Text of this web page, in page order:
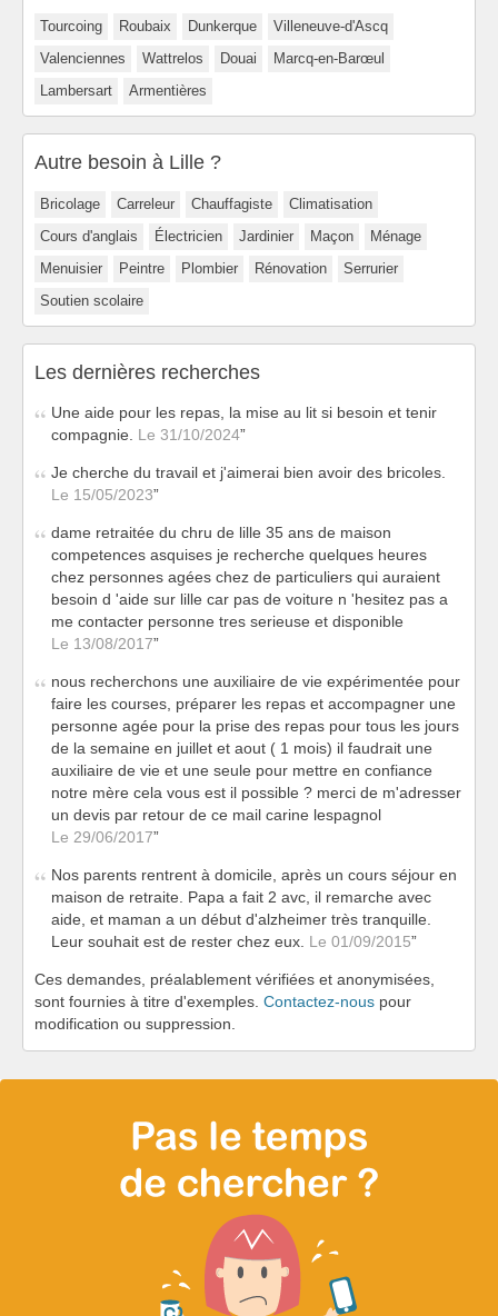
Tourcoing Roubaix Dunkerque
Villeneuve-d'Ascq
Valenciennes
Wattrelos Douai
Marcq-en-Barœul
Lambersart
Armentières
Autre besoin à Lille ?
Bricolage Carreleur Chauffagiste
Climatisation
Cours d'anglais
Électricien Jardinier Maçon
Ménage
Menuisier
Peintre Plombier Rénovation
Serrurier
Soutien scolaire
Les dernières recherches
Une aide pour les repas, la mise au lit si besoin et tenir
compagnie. Le 31/10/2024
Je cherche du travail et j'aimerai bien avoir des bricoles.
Le 15/05/2023
dame retraitée du chru de lille 35 ans de maison
competences asquises je recherche quelques heures
chez personnes agées chez de particuliers qui auraient
besoin d 'aide sur lille car pas de voiture n 'hesitez pas a
me contacter personne tres serieuse et disponible
Le 13/08/2017
nous recherchons une auxiliaire de vie expérimentée pour
faire les courses, préparer les repas et accompagner une
personne agée pour la prise des repas pour tous les jours
de la semaine en juillet et aout ( 1 mois) il faudrait une
auxiliaire de vie et une seule pour mettre en confiance
notre mère cela vous est il possible ? merci de m'adresser
un devis par retour de ce mail carine lespagnol
Le 29/06/2017
Nos parents rentrent à domicile, après un cours séjour en
maison de retraite. Papa a fait 2 avc, il remarche avec
aide, et maman a un début d'alzheimer très tranquille.
Leur souhait est de rester chez eux. Le 01/09/2015
Ces demandes, préalablement vérifiées et anonymisées,
sont fournies à titre d'exemples. Contactez-nous pour
modification ou suppression.